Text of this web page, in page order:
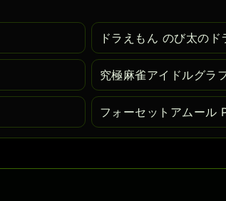
ドラえもん のび太の
究極麻雀アイドルグラ
フォーセットアムール